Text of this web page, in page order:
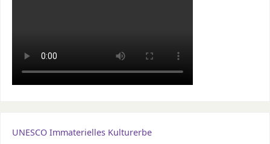
UNESCO Immaterielles Kulturerbe